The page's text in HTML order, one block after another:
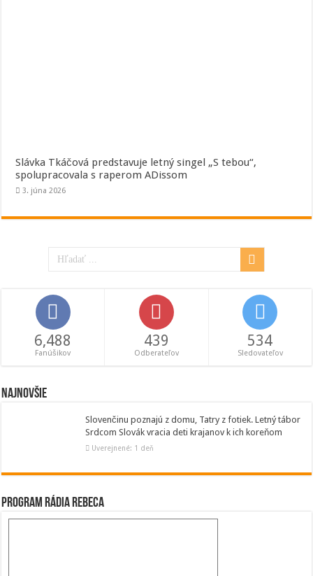
Slávka Tkáčová predstavuje letný singel „S tebou“,
spolupracovala s raperom ADissom
3. júna 2026
6,488
Fanúšikov
439
Odberateľov
534
Sledovateľov
Najnovšie
Slovenčinu poznajú z domu, Tatry z fotiek. Letný tábor
Srdcom Slovák vracia deti krajanov k ich koreňom
Uverejnené: 1 deň
Program Rádia Rebeca